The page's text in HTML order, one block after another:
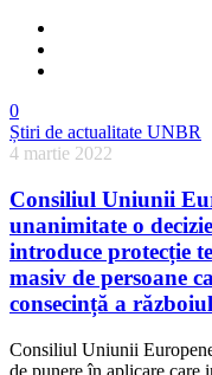
0
Știri de actualitate UNBR
4 martie 2022
Consiliul Uniunii
unanimitate o
introduce protecție
masiv de persoane
consecință a
Consiliul Uniunii
de punere în aplicare care